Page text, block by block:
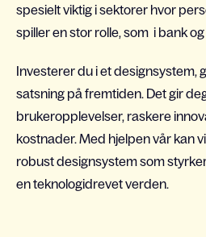
spesielt viktig i sektorer hvor
spiller en stor rolle, som i bank
Investerer du i et designsystem,
satsning på fremtiden. Det gir
brukeropplevelser, raskere
kostnader. Med hjelpen vår kan
robust designsystem som
en teknologidrevet verden.